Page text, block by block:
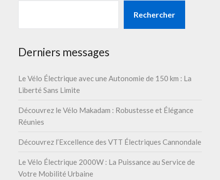
Rechercher
Derniers messages
Le Vélo Électrique avec une Autonomie de 150 km : La
Liberté Sans Limite
Découvrez le Vélo Makadam : Robustesse et Élégance
Réunies
Découvrez l’Excellence des VTT Électriques Cannondale
Le Vélo Électrique 2000W : La Puissance au Service de
Votre Mobilité Urbaine